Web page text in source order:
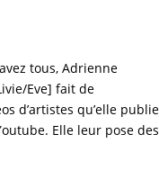
tous, Adrienne
Eve] fait de
d’artistes qu’elle publie
Elle leur pose des